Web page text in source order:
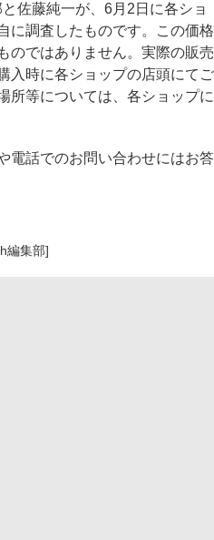
佐藤純一が、6月2日に各ショ
に調査したものです。この価格
のではありません。実際の販売
入時に各ショップの店頭にてご
所等については、各ショップに
電話でのお問い合わせにはお答
編集部]